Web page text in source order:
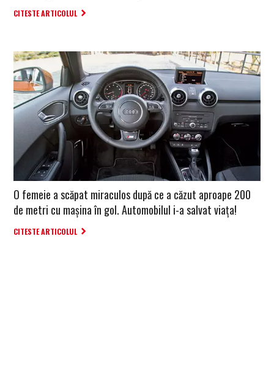
CITESTE ARTICOLUL
O femeie a scăpat miraculos după ce a căzut aproape 200
de metri cu mașina în gol. Automobilul i-a salvat viața!
CITESTE ARTICOLUL